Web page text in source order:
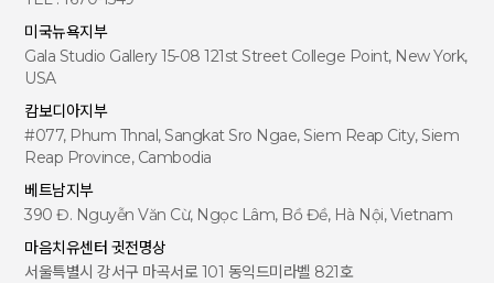
다.
(2) 회원은 희파사의 회원그룹 등에 가입하여 활동할 수 있습니다.
제8조 (회원의 의무)
(1) 회원은 "희파사"의 서비스를 이용할 때 아래의 행위를 하지 않
아야 합니다.
1) 다른 회원의 아이디(ID)를 부정하게 도용하는 행위
2) 관리자가 제공하는 서비스에서 얻은 정보를 관리자의 사전승
낙 없이 회원으로서의 이용이외의 다른 목적으로 복제하거나, 이
를 출판 방송 등에 사용하거나 제3자에게 제공하는 행위
3) 관리자 또는 제3자의 저작권 등 기타 권리를 침해하거나 공공
질서 및 미풍양속에 위반되는 내용의 정보, 문장, 그림, 사진, 동영
상 등을 타인에게 유포하는 행위
4) 범죄 목적으로 서비스를 이용하는 행위
“희파사”홈페이지 유
지보수
기술
덕로
9608
제5조(정보주체의 권리‧의무 및 행사방법)
정보주체는 다음과 같은 권리를 행사할 수 있으며, 만14세
미만 아동의 법정대리인은 그 아동의 개인정보에 대한 열
람, 정정ㆍ삭제, 처리정지를 요구할 수 있습니다.
1. 개인정보 열람 요구
“희파사”에서 보유하고 있는 개인정보파일은 「개인정보
보호법」제35조(개인정보의 열람)에 따라 자신의 개인정
보에 대한 열람을 요구할 수 있습니다. 다만, 개인정보 열
미국뉴욕지부
Gala Studio Gallery 15-08 121st Street College Point, New York,
USA
캄보디아지부
#077, Phum Thnal, Sangkat Sro Ngae, Siem Reap City, Siem
Reap Province, Cambodia
베트남지부
390 Đ. Nguyễn Văn Cừ, Ngọc Lâm, Bồ Đề, Hà Nội, Vietnam
마음치유센터 귓전명상
서울특별시 강서구 마곡서로 101 동익드미라벨 821호